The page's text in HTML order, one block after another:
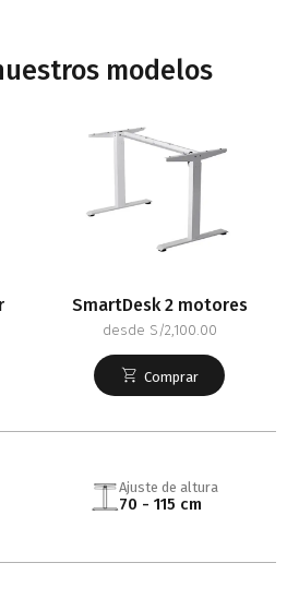
modelos
SmartDesk 2 motores
desde S/2,100.00
Comprar
Ajuste de altura
70 - 115 cm